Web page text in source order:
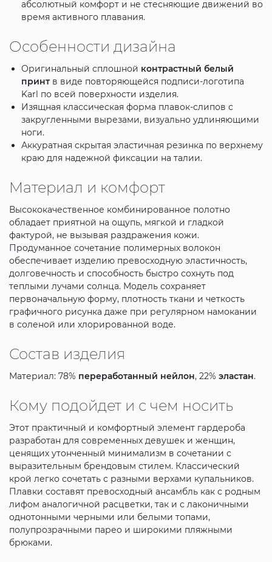
абсолютный комфорт и не стесняющие движений во
время активного плавания.
Особенности дизайна
Оригинальный сплошной контрастный белый
принтв виде повторяющейся подписи-логотипа
Karl по всей поверхности изделия.
Изящная классическая форма плавок-слипов с
закругленными вырезами, визуально удлиняющими
ноги.
Аккуратная скрытая эластичная резинка по верхнему
краю для надежной фиксации на талии.
Материал и комфорт
Высококачественное комбинированное полотно
обладает приятной на ощупь, мягкой и гладкой
фактурой, не вызывая раздражения кожи.
Продуманное сочетание полимерных волокон
обеспечивает изделию превосходную эластичность,
долговечность и способность быстро сохнуть под
теплыми лучами солнца. Модель сохраняет
первоначальную форму, плотность ткани и четкость
графичного рисунка даже при регулярном намокании
в соленой или хлорированной воде.
Состав изделия
Материал: 78% переработанный нейлон, 22% эластан.
Кому подойдет и с чем носить
Этот практичный и комфортный элемент гардероба
разработан для современных девушек и женщин,
ценящих утонченный минимализм в сочетании с
выразительным брендовым стилем. Классический
крой легко сочетать с разными верхами купальников.
Плавки составят превосходный ансамбль как с родным
лифом аналогичной расцветки, так и с лаконичными
однотонными черными или белыми топами,
полупрозрачными парео и широкими пляжными
брюками.